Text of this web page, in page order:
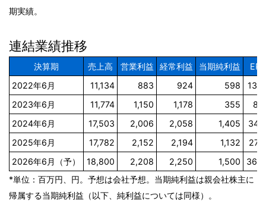
期実績。
連結業績推移
決算期 売上高 営業利益 経常利益 当期純利益
EPS
2022年6月
11,134 883 924 598
2023年6月
11,774 1,150 1,178 355
2024年6月
17,503 2,006 2,058 1,405
2025年6月
17,782 2,152 2,194 1,132
2026年6月（予）
18,800 2,208 2,250 1,500
*単位：百万円、円。予想は会社予想。当期純利益は親会社株主に
帰属する当期純利益（以下、純利益については同様）。